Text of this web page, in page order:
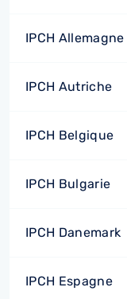
IPCH Allemagne
IPCH Autriche
IPCH Belgique
IPCH Bulgarie
IPCH Danemark
IPCH Espagne